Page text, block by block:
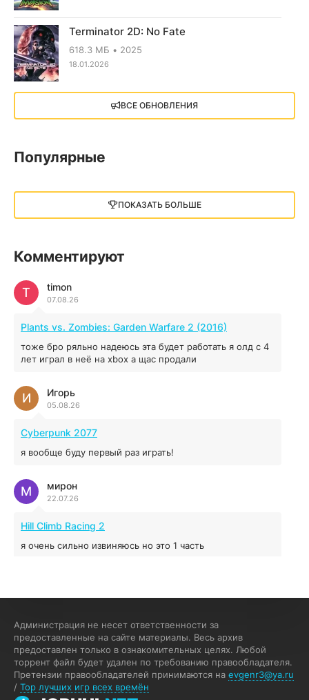
Terminator 2D: No Fate
618.3 МБ 2025
18.01.2026
X4: Foundations (2018)
13.73 GB 2018
13 ГБ 2025
illWill
04.12.2025
MAFIA: THE OLD COUNTRY
44.98 ГБ 2025
04.12.2025
Red Chaos - The Strict Order
04.12.2025
16.95 ГБ
04.12.2025
ВСЕ ОБНОВЛЕНИЯ
Популярные
ПОКАЗАТЬ БОЛЬШЕ
Комментируют
timon
07.08.26
T
Plants vs. Zombies: Garden Warfare 2 (2016)
тоже бро ряльно надеюсь эта будет работать я олд с 4
лет играл в неё на xbox а щас продали
Игорь
05.08.26
И
Cyberpunk 2077
я вообще буду первый раз играть!
мирон
22.07.26
М
Hill Climb Racing 2
я очень сильно извиняюсь но это 1 часть
если эта для пс а не для пк какого лешего вы пишите
на пк !!!!! Сука ебланойды космические вы напишите
блять на пк с установлением Эмулятора сука калеки на
мозг блять последней стадии
Fannie
Администрация не несет ответственности за
предоставленные на сайте материалы. Весь архив
предоставлен только в ознакомительных целях. Любой
торрент файл будет удален по требованию правообладателя.
Претензии правообладателей принимаются на evgenr3@ya.ru
/ Top лучших игр всех времён